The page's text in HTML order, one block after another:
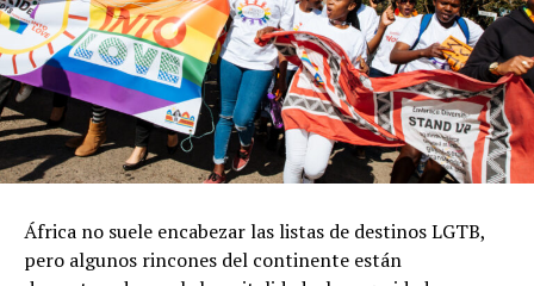
África no suele encabezar las listas de destinos LGTB,
pero algunos rincones del continente están